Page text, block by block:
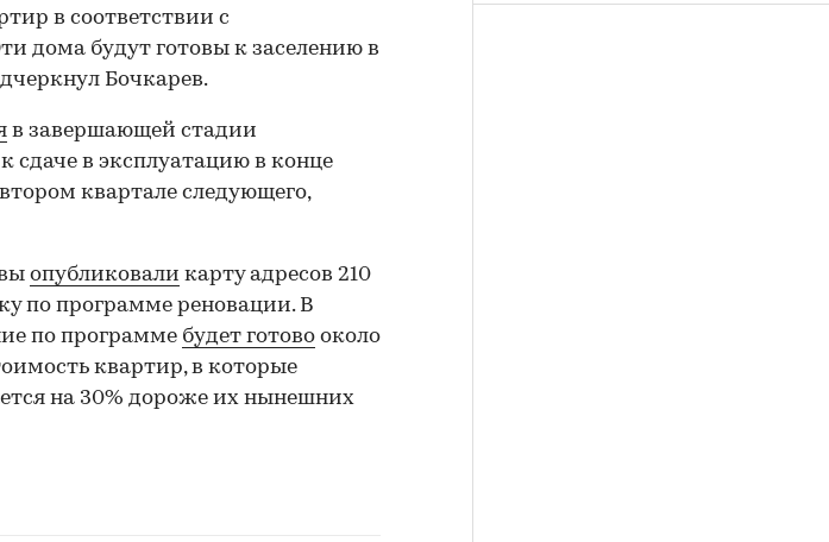
в соответствии с
дома будут готовы к заселению в
Бочкарев.
в завершающей стадии
сдаче в эксплуатацию в конце
квартале следующего,
опубликовали карту адресов 210
по программе реновации. В
по программе будет готово около
квартир, в которые
на 30% дороже их нынешних